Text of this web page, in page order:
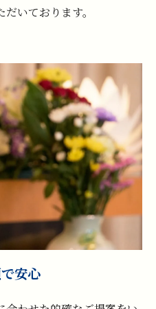
いております。
安心